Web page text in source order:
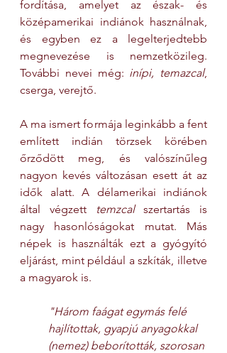
fordítása, amelyet az észak- és
középamerikai indiánok használnak,
és egyben ez a legelterjedtebb
megnevezése is nemzetközileg.
További nevei még: inípi, temazcal,
cserga, verejtő.
A ma ismert formája leginkább a fent
említett indián törzsek körében
őrződött meg, és valószínűleg
nagyon kevés változásan esett át az
idők alatt. A délamerikai indiánok
által végzett
temzcal szertartás is
nagy hasonlóságokat mutat. Más
népek is használták ezt a gyógyító
eljárást, mint például a szkíták, illetve
a magyarok is.
"Három faágat egymás felé
hajlítottak, gyapjú anyagokkal
(nemez) beborították, szorosan